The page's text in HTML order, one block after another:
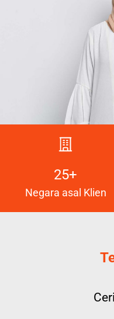
25+
Negara asal Klien